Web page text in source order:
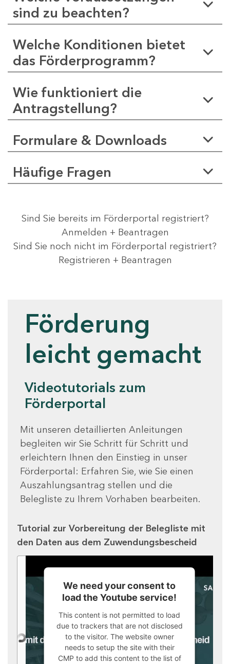
sind zu beachten?
Welche Konditionen bietet
das Förderprogramm?
Wie funktioniert die
Antragstellung?
Formulare & Downloads
Häufige Fragen
Sind Sie bereits im Förderportal registriert?
Anmelden + Beantragen
Sind Sie noch nicht im Förderportal registriert?
Registrieren + Beantragen
Förderung
leicht gemacht
Videotutorials zum
Förderportal
Mit unseren detaillierten Anleitungen
begleiten wir Sie Schritt für Schritt und
erleichtern Ihnen den Einstieg in unser
Förderportal: Erfahren Sie, wie Sie einen
Auszahlungsantrag stellen und die
Belegliste zu Ihrem Vorhaben bearbeiten.
Tutorial zur Vorbereitung der Belegliste mit
den Daten aus dem Zuwendungsbescheid
We need your consent to
load the Youtube service!
This content is not permitted to load
due to trackers that are not disclosed
to the visitor. The website owner
needs to setup the site with their
CMP to add this content to the list of